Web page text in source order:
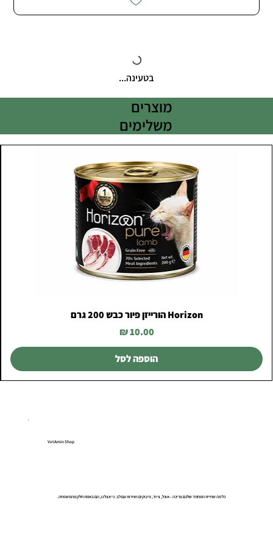
בטעינה...
מוצרים
משלימים
Horizon הורייזן פיור כבש 200 גרם
מחיר
הוספה לסל
VetAmin Shop
כל מה שחיית המחמד שלכם צריכה – אוכל, ציוד, פינוקים ושירות עם לב. כי אצלנו, הם באמת חלק מהמשפחה.